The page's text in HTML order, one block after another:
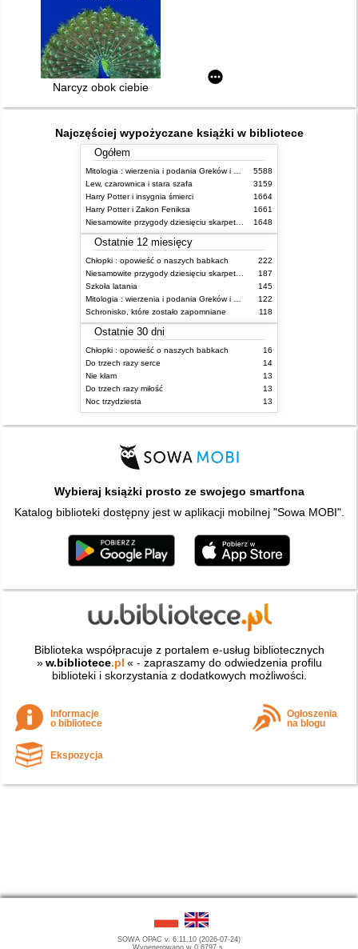
Narcyz obok ciebie
Najczęściej wypożyczane książki w bibliotece
Ogółem
5588
Lew, czarownica i stara szafa
3159
Harry Potter i insygnia śmierci
1664
Harry Potter i Zakon Feniksa
1661
1648
Ostatnie 12 miesięcy
Chłopki : opowieść o naszych babkach
222
187
Szkoła latania
145
122
Schronisko, które zostało zapomniane
118
Ostatnie 30 dni
Chłopki : opowieść o naszych babkach
16
Do trzech razy serce
14
Nie kłam
13
Do trzech razy miłość
13
Noc trzydziesta
13
Wybieraj książki prosto ze swojego smartfona
Katalog biblioteki dostępny jest w aplikacji mobilnej "Sowa MOBI".
Biblioteka współpracuje z portalem e-usług bibliotecznych
» w.bibliotece.pl « - zapraszamy do odwiedzenia profilu
biblioteki i skorzystania z dodatkowych możliwości.
Informacje
o bibliotece
Ogłoszenia
na blogu
Ekspozycja
SOWA OPAC v. 6.11.10 (2026-07-24)
Wygenerowano w 0,6797 s.